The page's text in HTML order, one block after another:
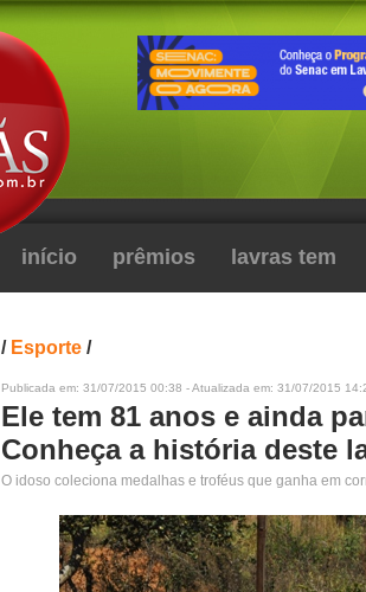
início prêmios lavras tem
/ Esporte /
Publicada em: 31/07/2015 00:38 - Atualizada em: 31/07/2015
Ele tem 81 anos e ainda
Conheça a história deste
O idoso coleciona medalhas e troféus que ganha em